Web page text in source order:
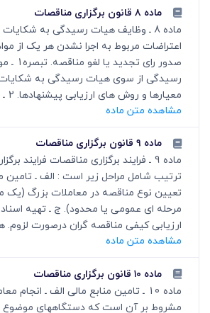
ماده ۸ قانون برگزاری مناقصات
ماده 8 ـ وظایف هیات رسیدگی به
اعتراضات مربوط به اجرا نشدن هر یک از
صدور
معیارها و روش های ارزیابی پیشنهادها. 2 ـ ترجیح پیشنهاد...
مشاهده متن ماده
ماده ۹ قانون برگزاری مناقصات
ماده 9 ـ فرایند برگزاری مناقصات فرایند
ترتیب شامل مراحل زیر است : الف ـ تامین
تعیین نوع مناقصه در معاملات بزرگ (یک
مرحله ای عمومی یا محدود). ج ـ تهیه
ارزیابی کیفی مناقصه گران درصورت لزوم.
مشاهده متن ماده
ماده ۱۰ قانون برگزاری مناقصات
ماده 10 ـ تامین منابع مالی الف ـ